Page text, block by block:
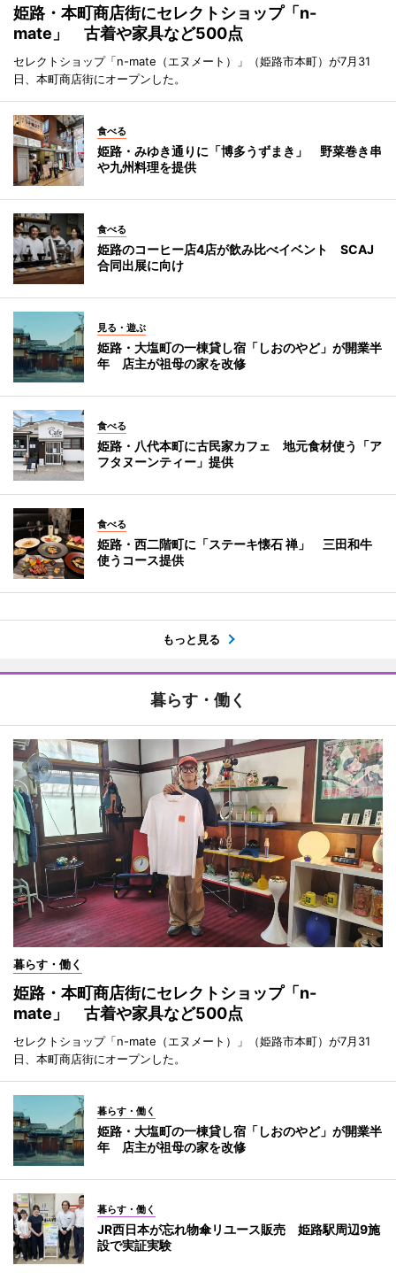
姫路・本町商店街にセレクトショップ「n-
mate」 古着や家具など500点
セレクトショップ「n-mate（エヌメート）」（姫路市本町）が7月31
日、本町商店街にオープンした。
食べる
姫路・みゆき通りに「博多うずまき」 野菜巻き串
や九州料理を提供
食べる
姫路のコーヒー店4店が飲み比べイベント SCAJ
合同出展に向け
見る・遊ぶ
姫路・大塩町の一棟貸し宿「しおのやど」が開業半
年 店主が祖母の家を改修
食べる
姫路・八代本町に古民家カフェ 地元食材使う「ア
フタヌーンティー」提供
食べる
姫路・西二階町に「ステーキ懐石 禅」 三田和牛
使うコース提供
もっと見る
暮らす・働く
暮らす・働く
姫路・本町商店街にセレクトショップ「n-
mate」 古着や家具など500点
セレクトショップ「n-mate（エヌメート）」（姫路市本町）が7月31
日、本町商店街にオープンした。
暮らす・働く
姫路・大塩町の一棟貸し宿「しおのやど」が開業半
年 店主が祖母の家を改修
暮らす・働く
JR西日本が忘れ物傘リユース販売 姫路駅周辺9施
設で実証実験